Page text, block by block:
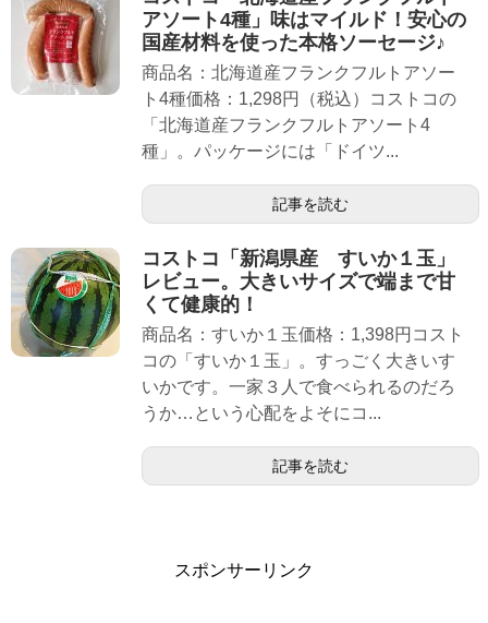
アソート4種」味はマイルド！安心の
国産材料を使った本格ソーセージ♪
商品名：北海道産フランクフルトアソー
ト4種価格：1,298円（税込）コストコの
「北海道産フランクフルトアソート4
種」。パッケージには「ドイツ...
記事を読む
コストコ「新潟県産 すいか１玉」
レビュー。大きいサイズで端まで甘
くて健康的！
商品名：すいか１玉価格：1,398円コスト
コの「すいか１玉」。すっごく大きいす
いかです。一家３人で食べられるのだろ
うか…という心配をよそにコ...
記事を読む
スポンサーリンク